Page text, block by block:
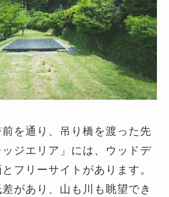
を通り、吊り橋を渡った先
ジエリア」には、ウッドデ
フリーサイトがあります。
があり、山も川も眺望でき